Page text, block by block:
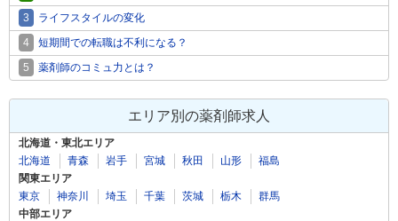
3
ライフスタイルの変化
4
短期間での転職は不利になる？
5
薬剤師のコミュ力とは？
エリア別の薬剤師求人
北海道・東北エリア
北海道
青森 岩手 宮城 秋田 山形
福島
関東エリア
東京
神奈川 埼玉 千葉 茨城 栃木
群馬
中部エリア